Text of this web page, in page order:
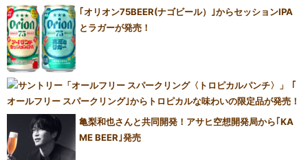
｢オリオン75BEER(ナゴビール）｣からセッションIPA
とラガーが発売！
｢
オールフリー スパークリング｣からトロピカルな味わいの限定品が発売！
亀梨和也さんと共同開発！アサヒ空想開発局から｢KA
ME BEER｣発売